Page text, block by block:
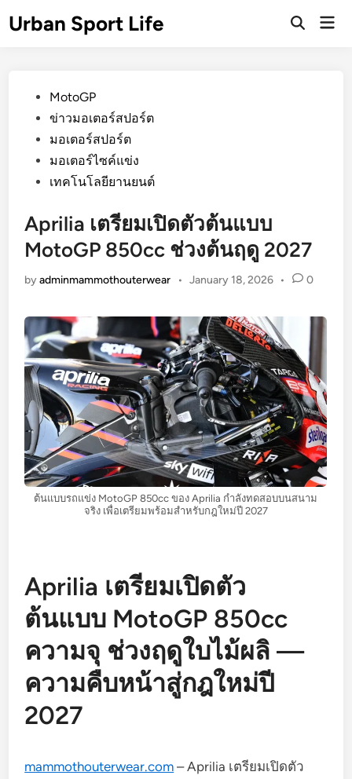
toUrban Sport Life
Open
PostedMotoGP
ข่าวมอเตอร์สปอร์ต
มอเตอร์สปอร์ต
มอเตอร์ไซค์แข่ง
เทคโนโลยียานยนต์
Aprilia เตรียมเปิดตัวต้นแบบ
MotoGP 850cc ช่วงต้นฤดู 2027
byadminmammothouterwear • January 18, 2026 • 0
ต้นแบบรถแข่ง MotoGP 850cc ของ Aprilia กำลังทดสอบบนสนาม
จริง เพื่อเตรียมพร้อมสำหรับกฎใหม่ปี 2027
Aprilia เตรียมเปิดตัว
ต้นแบบ MotoGP 850cc
ความจุ ช่วงฤดูใบไม้ผลิ —
ความคืบหน้าสู่กฎใหม่ปี
2027
mammothouterwear.com – Aprilia เตรียมเปิดตัว